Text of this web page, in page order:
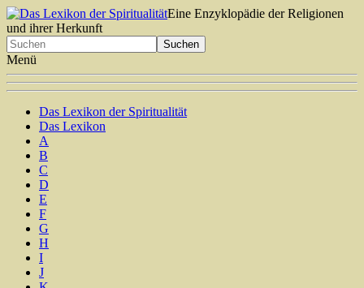
Eine Enzyklopädie der Religionen
und ihrer Herkunft
Menü
Das Lexikon der Spiritualität
Das Lexikon
A
B
C
D
E
F
G
H
I
J